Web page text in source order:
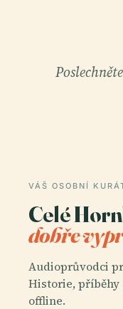
VÁŠ OSOBNÍ
Celé
dobře
Audioprůvodci
Historie,
offline.